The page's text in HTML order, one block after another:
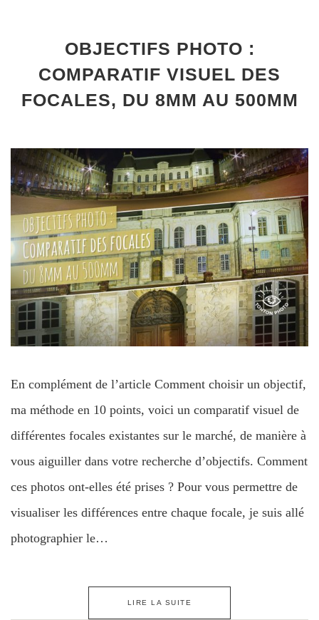
OBJECTIFS PHOTO :
COMPARATIF VISUEL DES
FOCALES, DU 8MM AU 500MM
En complément de l’article Comment choisir un objectif,
ma méthode en 10 points, voici un comparatif visuel de
différentes focales existantes sur le marché, de manière à
vous aiguiller dans votre recherche d’objectifs. Comment
ces photos ont-elles été prises ? Pour vous permettre de
visualiser les différences entre chaque focale, je suis allé
photographier le…
LIRE LA SUITE